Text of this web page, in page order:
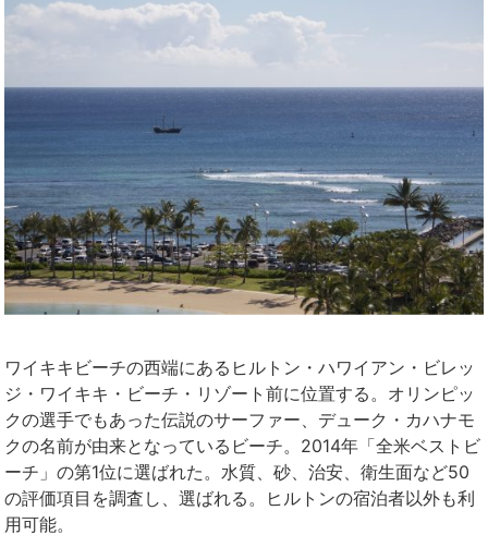
ワイキキビーチの西端にあるヒルトン・ハワイアン・ビレッ
ジ・ ワイキキ・ビーチ ・リゾート前に位置する。オリンピッ
クの選手でもあった伝説のサーファー、デューク・カハナモ
クの名前が由来となっているビーチ。2014年「全米ベストビ
ーチ」の第1位に選ばれた。水質、砂、治安、衛生面など50
の評価項目を調査し、選ばれる。ヒルトンの宿泊者以外も利
用可能。